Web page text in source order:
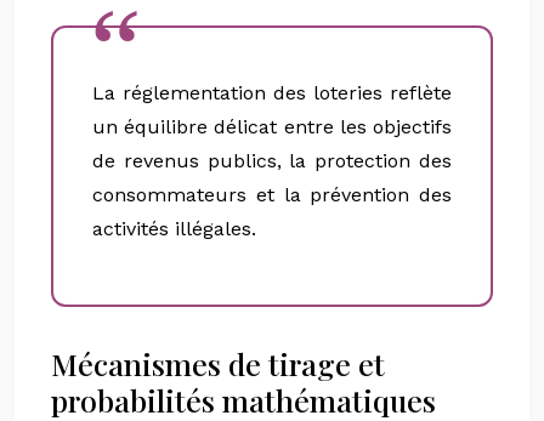
La réglementation des loteries reflète
un équilibre délicat entre les objectifs
de revenus publics, la protection des
consommateurs et la prévention des
activités illégales.
Mécanismes de tirage et
probabilités mathématiques